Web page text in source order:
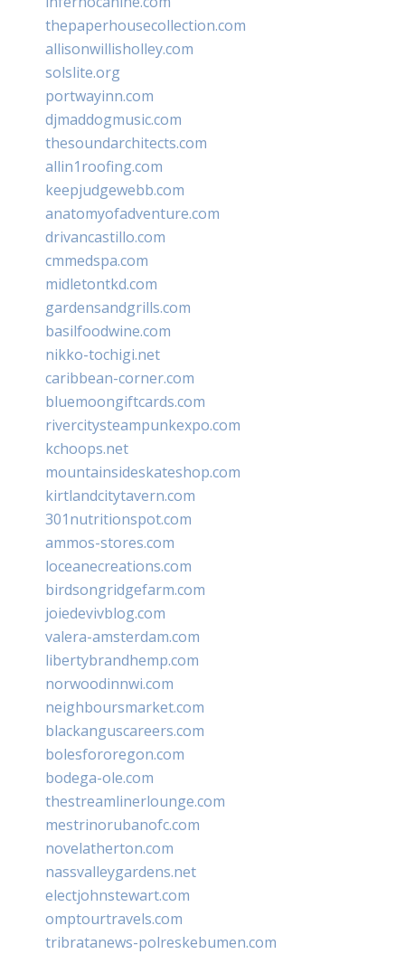
thepaperhousecollection.com
allisonwillisholley.com
solslite.org
portwayinn.com
djmaddogmusic.com
thesoundarchitects.com
allin1roofing.com
keepjudgewebb.com
anatomyofadventure.com
drivancastillo.com
cmmedspa.com
midletontkd.com
gardensandgrills.com
basilfoodwine.com
nikko-tochigi.net
caribbean-corner.com
bluemoongiftcards.com
rivercitysteampunkexpo.com
kchoops.net
mountainsideskateshop.com
kirtlandcitytavern.com
301nutritionspot.com
ammos-stores.com
loceanecreations.com
birdsongridgefarm.com
joiedevivblog.com
valera-amsterdam.com
libertybrandhemp.com
norwoodinnwi.com
neighboursmarket.com
blackanguscareers.com
bolesfororegon.com
bodega-ole.com
thestreamlinerlounge.com
mestrinorubanofc.com
novelatherton.com
nassvalleygardens.net
electjohnstewart.com
omptourtravels.com
tribratanews-polreskebumen.com